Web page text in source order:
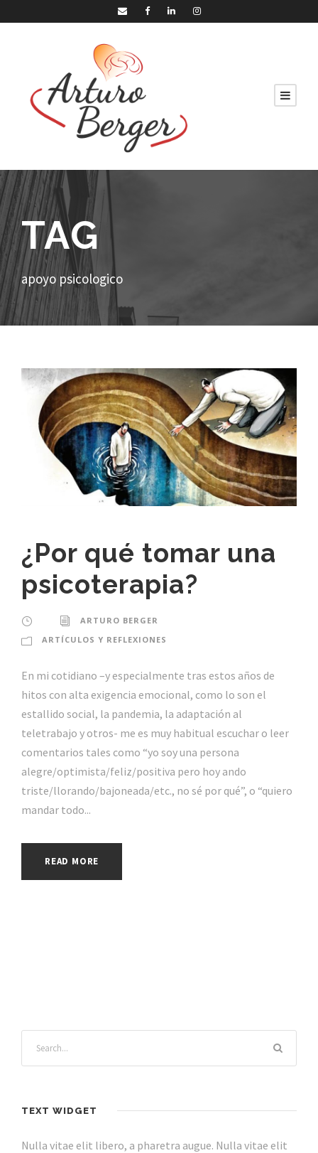
TAG
apoyo psicologico
¿Por qué tomar una
psicoterapia?
ARTURO BERGER
ARTÍCULOS Y REFLEXIONES
En mi cotidiano –y especialmente tras estos años de
hitos con alta exigencia emocional, como lo son el
estallido social, la pandemia, la adaptación al
teletrabajo y otros- me es muy habitual escuchar o leer
comentarios tales como “yo soy una persona
alegre/optimista/feliz/positiva pero hoy ando
triste/llorando/bajoneada/etc., no sé por qué”, o “quiero
mandar todo...
READ MORE
TEXT WIDGET
Nulla vitae elit libero, a pharetra augue. Nulla vitae elit